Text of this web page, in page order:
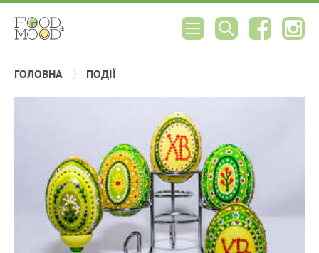
ГОЛОВНА ПОДІЇ